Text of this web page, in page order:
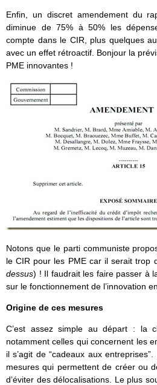
Enfin, un discret amendement du
diminue de 75% à 50% les
compte dans le CIR, plus quelques
avec un effet rétroactif. Bonjour la
PME innovantes !
Notons que le parti communiste
le CIR pour les PME car il serait trop
dessus) ! Il faudrait les faire passer à
sur le fonctionnement de l’innovation
Origine de ces mesures
C’est assez simple au départ : la
notamment celles qui concernent les
il s’agit de “cadeaux aux
mesures qui permettent de créer ou
d’éviter des délocalisations. Le plus